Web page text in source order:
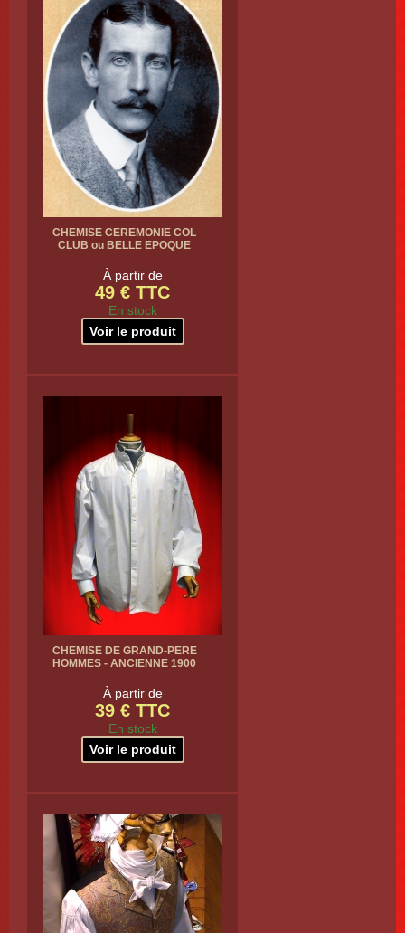
CHEMISE CEREMONIE COL
CLUB ou BELLE EPOQUE
À partir de
49 € TTC
En stock
Voir le produit
CHEMISE DE GRAND-PERE
HOMMES - ANCIENNE 1900
À partir de
39 € TTC
En stock
Voir le produit